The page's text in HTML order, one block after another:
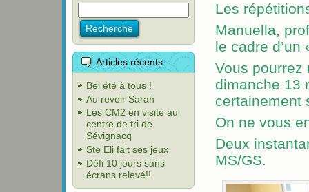
Articles récents
Bel été à tous !
Au revoir Sarah
Les CM2 en visite au
centre de tri de
Sévignacq
Ste Eli fait ses jeux
Défi 10 jours sans
écrans relevé!!
Les
Manuella,
le cadre
Vous pourrez
dimanche 13
certainement
On ne vous
Deux
MS/GS.